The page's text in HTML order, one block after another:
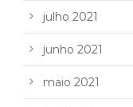
julho 2021
junho 2021
maio 2021